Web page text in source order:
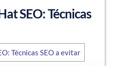
SEO: Técnicas